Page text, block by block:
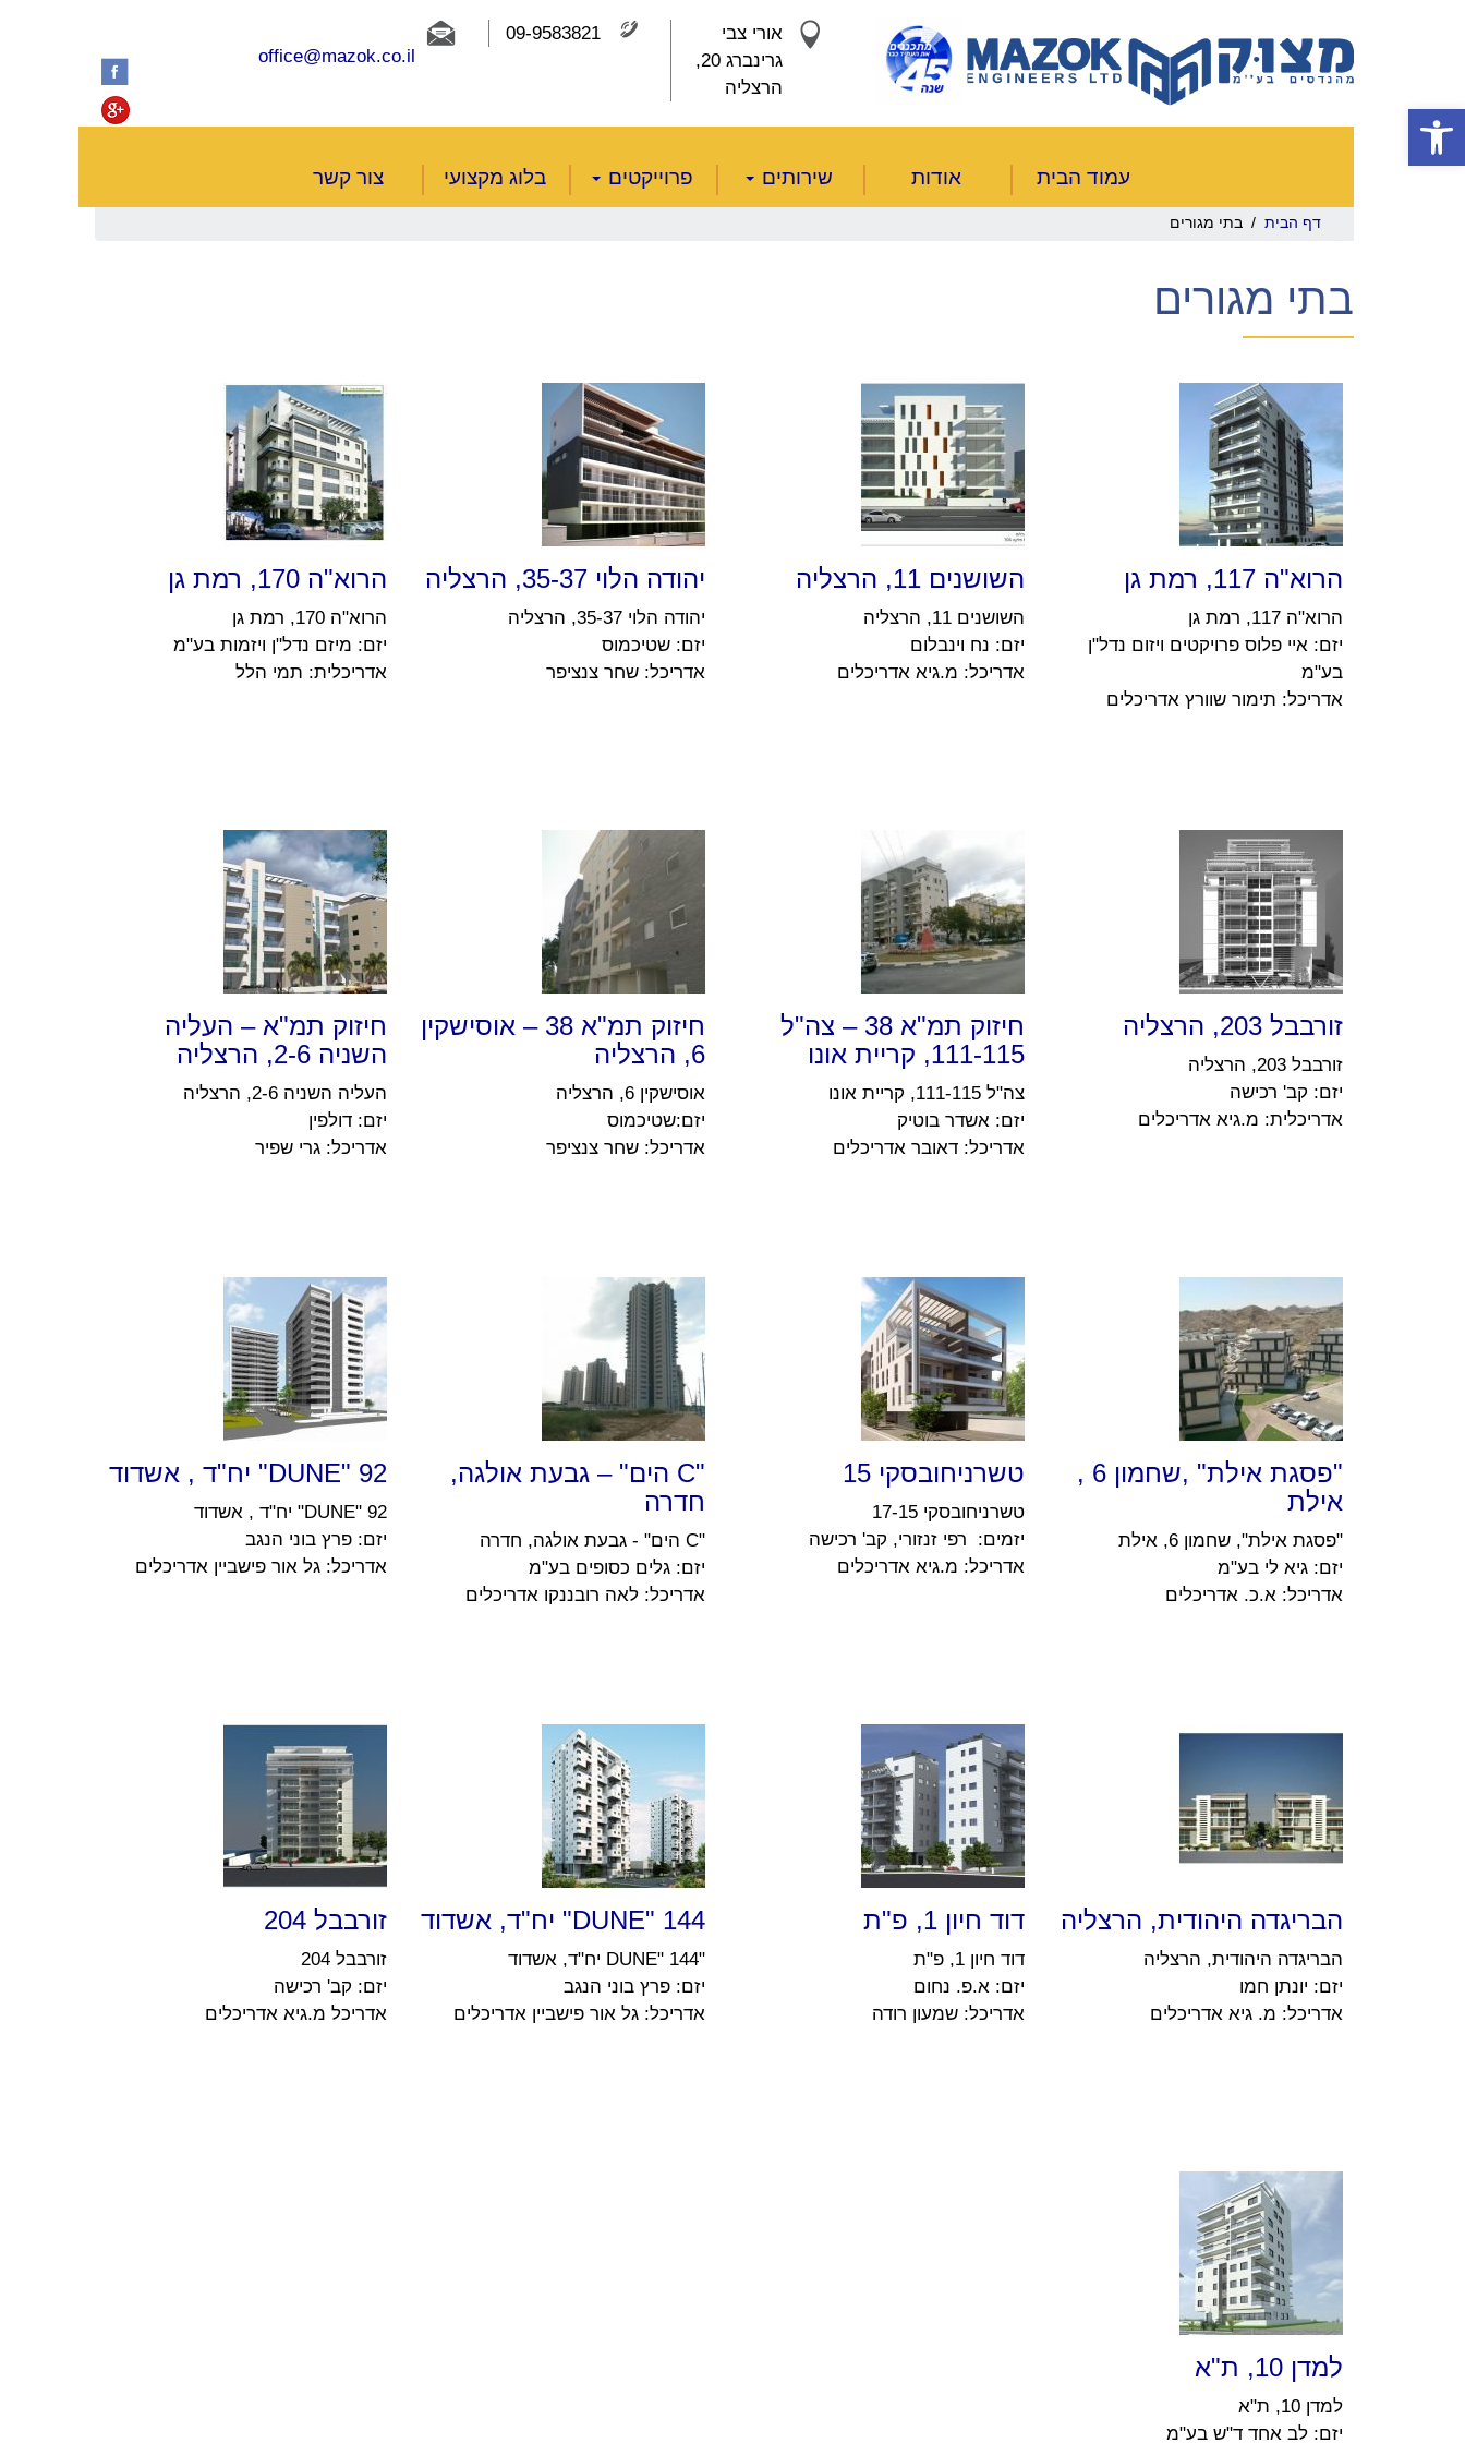
פתח סרגל נגישות
אורי צבי
גרינברג 20,
הרצליה
09-9583821
office@mazok.co.il
עמוד הבית אודות שירותים פרוייקטים בלוג מקצועי צור קשר
דף הבית / בתי מגורים
בתי מגורים
הרוא"ה 117, רמת גן
הרוא"ה 117, רמת גן
יזם: איי פלוס פרויקטים ויזום נדל"ן
בע"מ
אדריכל: תימור שוורץ אדריכלים
השושנים 11, הרצליה
השושנים 11, הרצליה
יזם: נח וינבלום
אדריכל: מ.גיא אדריכלים
יהודה הלוי 35-37, הרצליה
יהודה הלוי 35-37, הרצליה
יזם: שטיכמוס
אדריכל: שחר צנציפר
הרוא"ה 170, רמת גן
הרוא"ה 170, רמת גן
יזם: מיזם נדל"ן ויזמות בע"מ
אדריכלית: תמי הלל
זורבבל 203, הרצליה
זורבבל 203, הרצליה
יזם: קב' רכישה
אדריכלית: מ.גיא אדריכלים
חיזוק תמ"א 38 – צה"ל
111-115, קריית אונו
צה"ל 111-115, קריית אונו
יזם: אשדר בוטיק
אדריכל: דאובר אדריכלים
חיזוק תמ"א 38 – אוסישקין
6, הרצליה
אוסישקין 6, הרצליה
יזם:שטיכמוס
אדריכל: שחר צנציפר
חיזוק תמ"א – העליה
השניה 2-6, הרצליה
העליה השניה 2-6, הרצליה
יזם: דולפין
אדריכל: גרי שפיר
"פסגת אילת" ,שחמון 6 ,
אילת
"פסגת אילת", שחמון 6, אילת
יזם: גיא לי בע"מ
אדריכל: א.כ. אדריכלים
טשרניחובסקי 15
טשרניחובסקי 17-15
יזמים: רפי זנזורי, קב' רכישה
אדריכל: מ.גיא אדריכלים
"C הים" – גבעת אולגה,
חדרה
"C הים" - גבעת אולגה, חדרה
יזם: גלים כסופים בע"מ
אדריכל: לאה רובננקו אדריכלים
DUNE" 92" יח"ד , אשדוד
DUNE" 92" יח"ד , אשדוד
יזם: פרץ בוני הנגב
אדריכל: גל אור פישביין אדריכלים
הבריגדה היהודית, הרצליה
הבריגדה היהודית, הרצליה
יזם: יונתן חמו
אדריכל: מ. גיא אדריכלים
דוד חיון 1, פ"ת
דוד חיון 1, פ"ת
יזם: א.פ. נחום
אדריכל: שמעון רודה
DUNE" 144" יח"ד, אשדוד
"DUNE" 144 יח"ד, אשדוד
יזם: פרץ בוני הנגב
אדריכל: גל אור פישביין אדריכלים
זורבבל 204
זורבבל 204
יזם: קב' רכישה
אדריכל מ.גיא אדריכלים
למדן 10, ת"א
למדן 10, ת"א
יזם: לב אחד ד"ש בע"מ